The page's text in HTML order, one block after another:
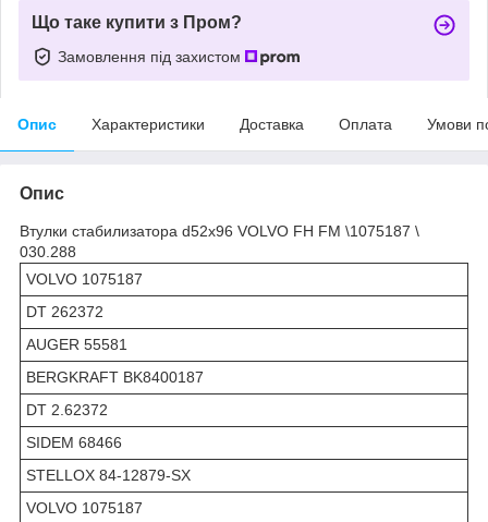
Що таке купити з Пром?
Замовлення під захистом
Опис Характеристики Доставка Оплата Умови
Опис
Втулки стабилизатора d52x96 VOLVO FH FM \1075187 \
030.288
VOLVO 1075187
DT 262372
AUGER 55581
BERGKRAFT BK8400187
DT 2.62372
SIDEM 68466
STELLOX 84-12879-SX
VOLVO 1075187